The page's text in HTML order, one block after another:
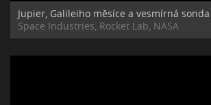
Jupier, Galileiho měsíce a vesmírná sonda
Space Industries, Rocket Lab, NASA